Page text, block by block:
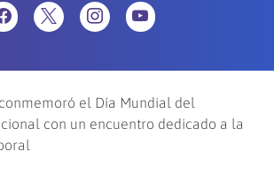
el Día Mundial del
con un encuentro dedicado a la